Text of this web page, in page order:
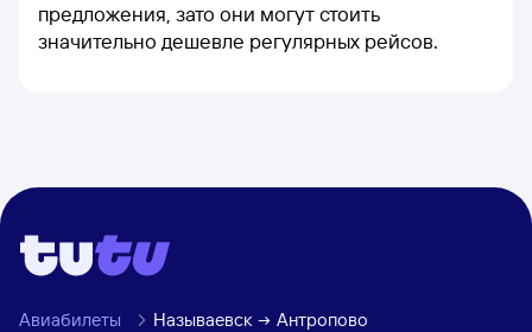
предложения, зато они могут стоить
значительно дешевле регулярных рейсов.
Авиабилеты Называевск Антропово